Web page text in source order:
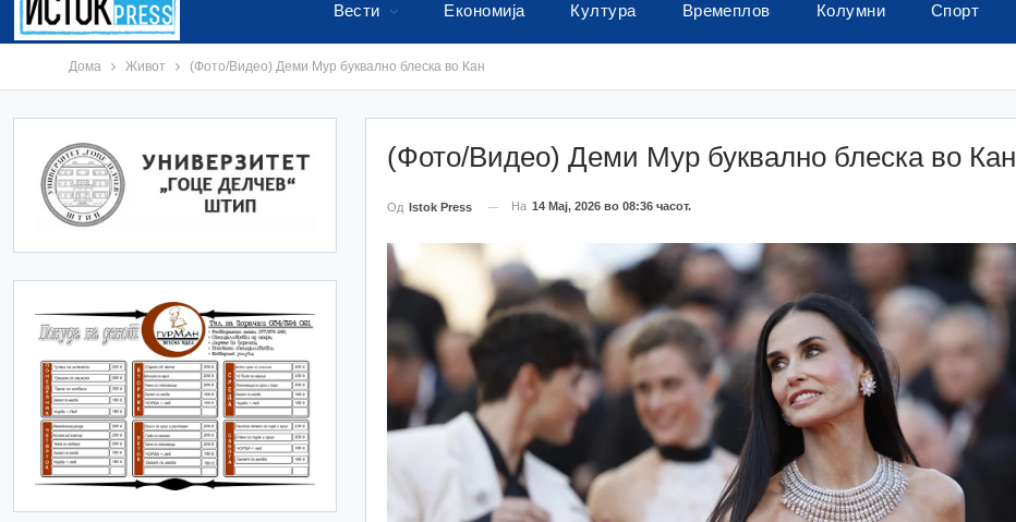
Вести Економија Култура Времеплов Колумни Спорт
Дома Живот (Фото/Видео) Деми Мур буквално блеска во Кан
(Фото/Видео) Деми Мур буквално блеска во Кан
Од Istok Press На 14 Мај, 2026 во 08:36 часот.